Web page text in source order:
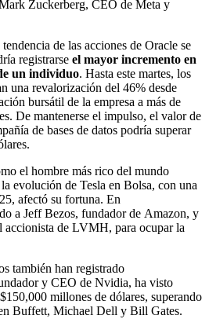
Zuckerberg, CEO de Meta y
de las acciones de Oracle se
registrarse el mayor incremento en
un individuo. Hasta este martes, los
una revalorización del 46% desde
bursátil de la empresa a más de
De mantenerse el impulso, el valor de
de bases de datos podría superar
el hombre más rico del mundo
evolución de Tesla en Bolsa, con una
afectó su fortuna. En
a Jeff Bezos, fundador de Amazon, y
de LVMH, para ocupar la
también han registrado
y CEO de Nvidia, ha visto
millones de dólares, superando
Buffett, Michael Dell y Bill Gates.